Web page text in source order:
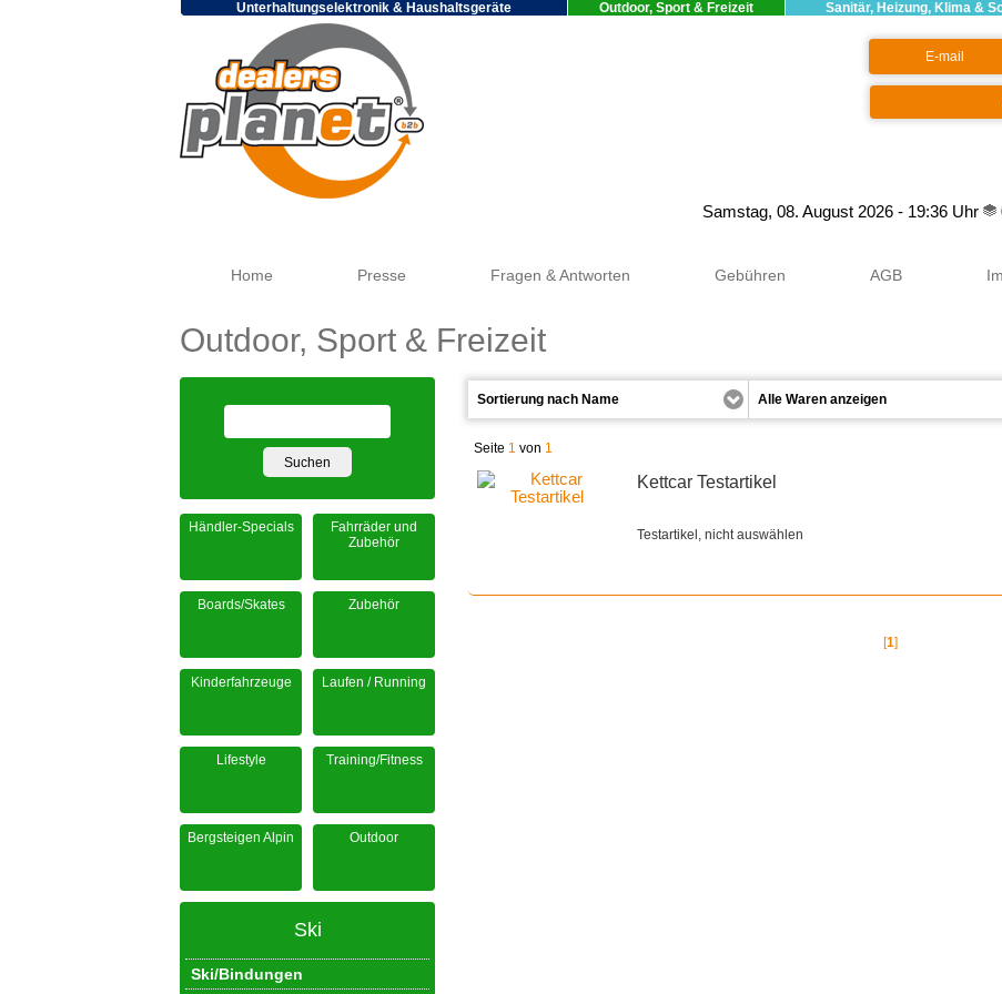
Unterhaltungselektronik & Haushaltsgeräte Outdoor, Sport & Freizeit Sanitär, Heizung, Klima &
Samstag, 08. August 2026 - 19:36 Uhr
Home Presse Fragen & Antworten Gebühren AGB
Outdoor, Sport & Freizeit
Seite 1 von 1
Kettcar Testartikel
Testartikel, nicht auswählen
[1]
Händler-Specials
Fahrräder und
Zubehör
Boards/Skates Zubehör
Kinderfahrzeuge Laufen / Running
Lifestyle Training/Fitness
Bergsteigen Alpin Outdoor
Ski
Ski/Bindungen